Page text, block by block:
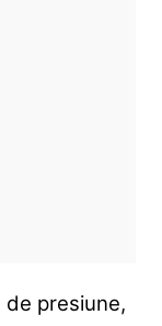
presiune,